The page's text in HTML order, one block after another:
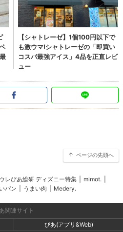
ページの先頭へ
ウレぴあ総研 ディズニー特集 mimot.
パン うまい肉 Medery.
関連サイト
ぴあ(アプリ&Web)